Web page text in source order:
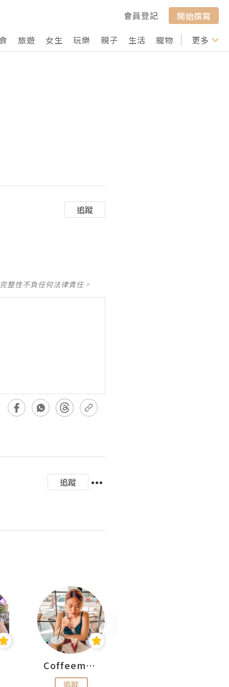
會員登記
開始撰寫
旅遊 女生 玩樂 親子 生活 寵物 行山 打卡
更多
追蹤
整性不負任何法律責任。
追蹤
Coffeemeetjojo
追蹤